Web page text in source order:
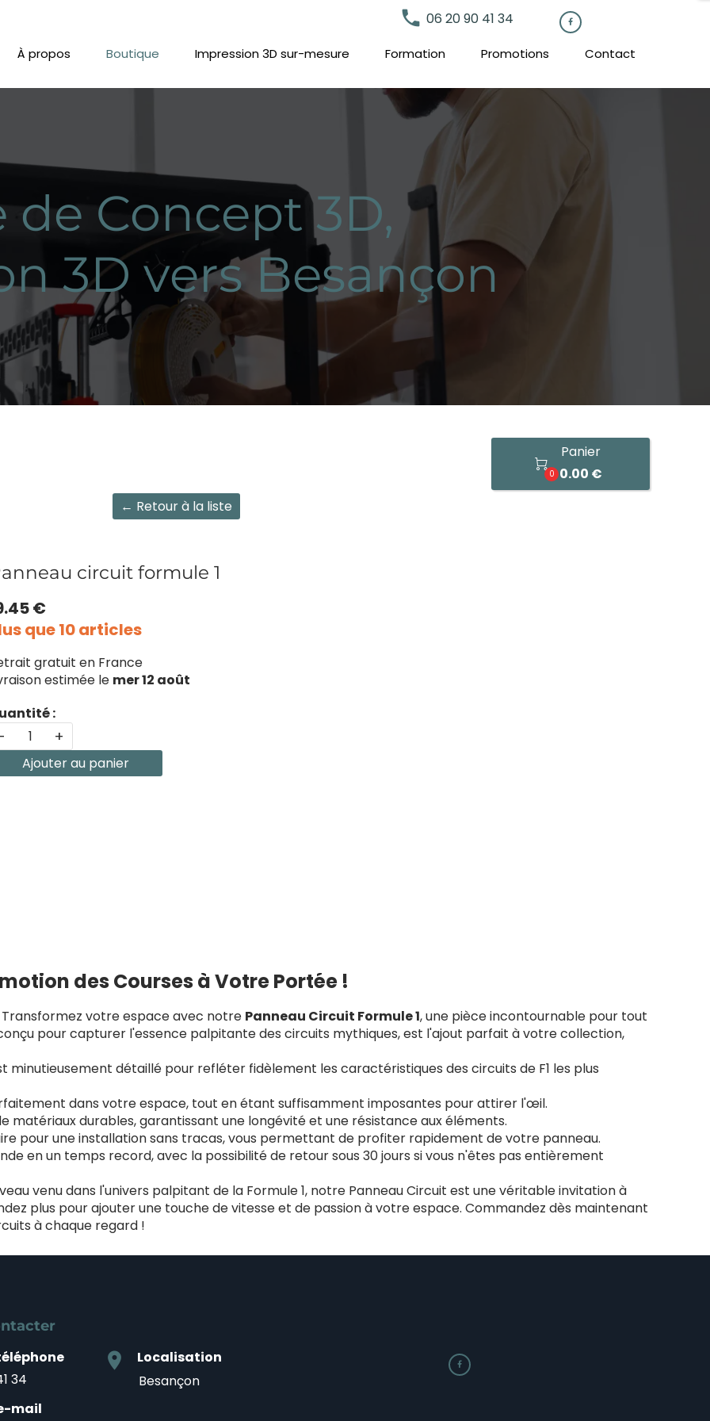
À propos Boutique Impression 3D sur-mesure Formation Promotions Contact
local_phone 06 20 90 41 34 

location_on
Besançon
mail
Localisation
34
Concept 3D,
3D vers Besançon

0
Panier
0.00 €
← Retour à la liste
circuit formule 1
€
que 10 articles
gratuit en France
estimée le mer 12 août
:
+
Ajouter au panier
des Courses à Votre Portée !
Transformez votre espace avec notre Panneau Circuit Formule 1, une pièce incontournable pour tout
pour capturer l'essence palpitante des circuits mythiques, est l'ajout parfait à votre collection,
minutieusement détaillé pour refléter fidèlement les caractéristiques des circuits de F1 les plus
dans votre espace, tout en étant suffisamment imposantes pour attirer l'œil.
matériaux durables, garantissant une longévité et une résistance aux éléments.
pour une installation sans tracas, vous permettant de profiter rapidement de votre panneau.
en un temps record, avec la possibilité de retour sous 30 jours si vous n'êtes pas entièrement
venu dans l'univers palpitant de la Formule 1, notre Panneau Circuit est une véritable invitation à
plus pour ajouter une touche de vitesse et de passion à votre espace. Commandez dès maintenant
à chaque regard !